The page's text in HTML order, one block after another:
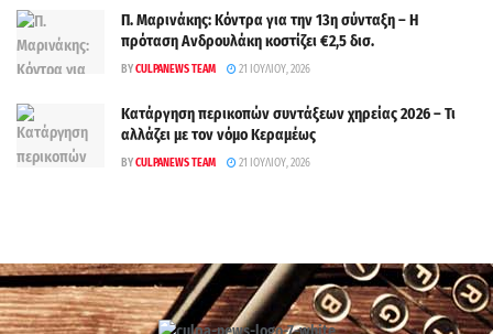
Π. Μαρινάκης: Κόντρα για την 13η σύνταξη – Η
πρόταση Ανδρουλάκη κοστίζει €2,5 δισ.
BYCULPANEWS TEAM 21 ΙΟΥΛΊΟΥ, 2026
Κατάργηση περικοπών συντάξεων χηρείας 2026 – Τι
αλλάζει με τον νόμο Κεραμέως
BYCULPANEWS TEAM 21 ΙΟΥΛΊΟΥ, 2026